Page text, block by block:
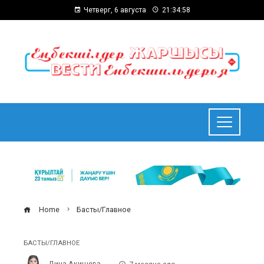
Четверг, 6 августа 21:34:59
Home Басты/Главное
БАСТЫ/ГЛАВНОЕ